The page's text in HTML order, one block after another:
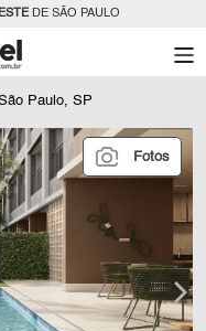
DE SÃO PAULO
Paulo, SP
Fotos